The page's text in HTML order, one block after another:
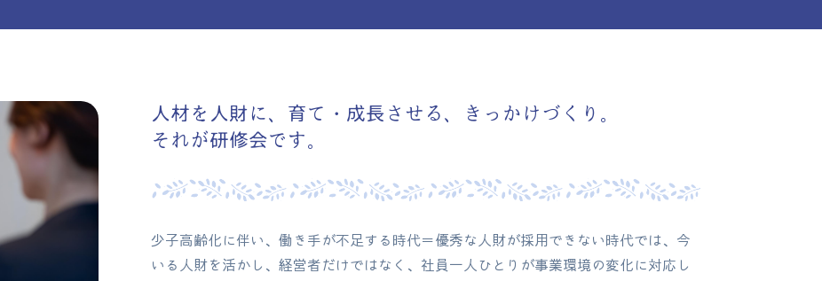
人材を人財に、育て・成長させる、きっかけづくり。
それが研修会です。
少子高齢化に伴い、働き手が不足する時代＝優秀な人財が採用できない時代では、今
いる人財を活かし、経営者だけではなく、社員一人ひとりが事業環境の変化に対応し